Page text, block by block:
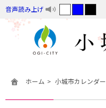
音声読み上げ
ホーム 小城市カレンダー